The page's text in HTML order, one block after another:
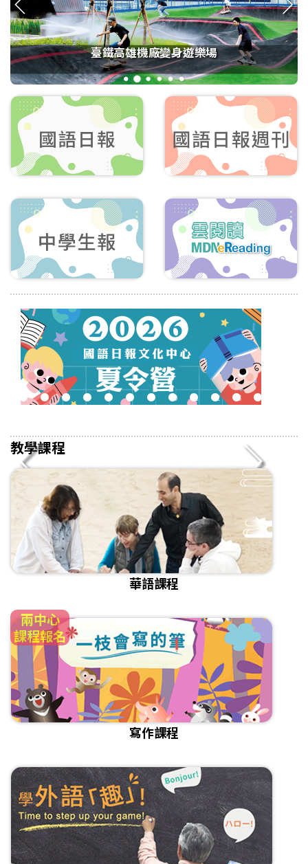
兩中心
課程報名
臺鐵高雄機廠變身遊樂場
1 3 4 5 6
4 5 6 7 8 9 10 11 12 13 14
教學課程
華語課程
寫作課程